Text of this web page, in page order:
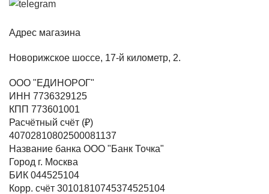
Адрес магазина
Новорижское шоссе, 17-й километр, 2.
ООО "ЕДИНОРОГ"
ИНН 7736329125
КПП 773601001
Расчётный счёт (₽)
40702810802500081137
Название банка ООО "Банк Точка"
Город г. Москва
БИК 044525104
Корр. счёт 30101810745374525104